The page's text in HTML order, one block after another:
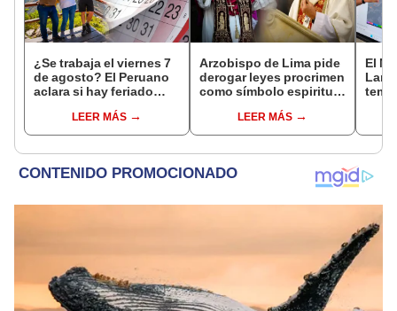
¿Se trabaja el viernes 7
de agosto? El Peruano
aclara si hay feriado
del 6 de agosto
LEER MÁS
Arzobispo de Lima pide
derogar leyes procrimen
como símbolo espiritual
León XIVLEER MÁS
El
palta